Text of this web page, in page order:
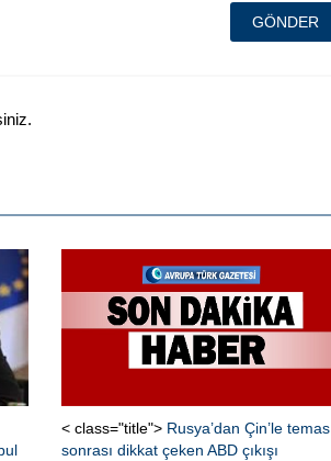
< class="title"> Rusya’dan Çin’le temas
sonrası dikkat çeken ABD çıkışı